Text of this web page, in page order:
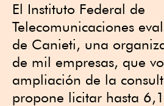
El Instituto Federal de
Telecomunicaciones
de Canieti, una
de mil empresas, que
ampliación de la
propone licitar hasta